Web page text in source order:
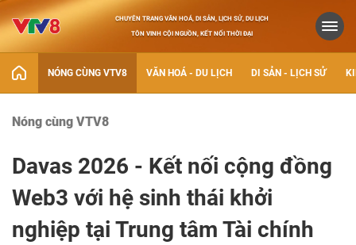
CHUYÊN TRANG VĂN HOÁ, DI SẢN, LỊCH SỬ, DU LỊCH
TÔN VINH CỘI NGUỒN, KẾT NỐI THỜI ĐẠI
NÓNG CÙNG VTV8 VĂN HOÁ - DU LỊCH DI SẢN - LỊCH SỬ
Nóng cùng VTV8
Davas 2026 - Kết nối cộng đồng
Web3 với hệ sinh thái khởi
nghiệp tại Trung tâm Tài chính